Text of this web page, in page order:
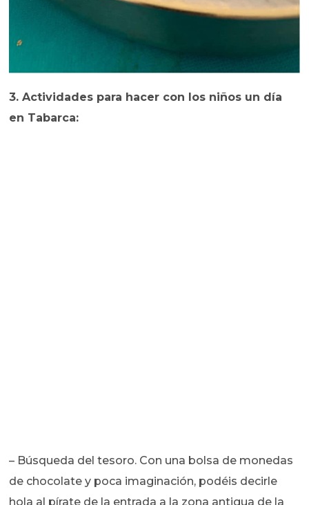
3. Actividades para hacer con los niños un día
en Tabarca:
– Búsqueda del tesoro. Con una bolsa de monedas
de chocolate y poca imaginación, podéis decirle
hola al pírate de la entrada a la zona antigua de la